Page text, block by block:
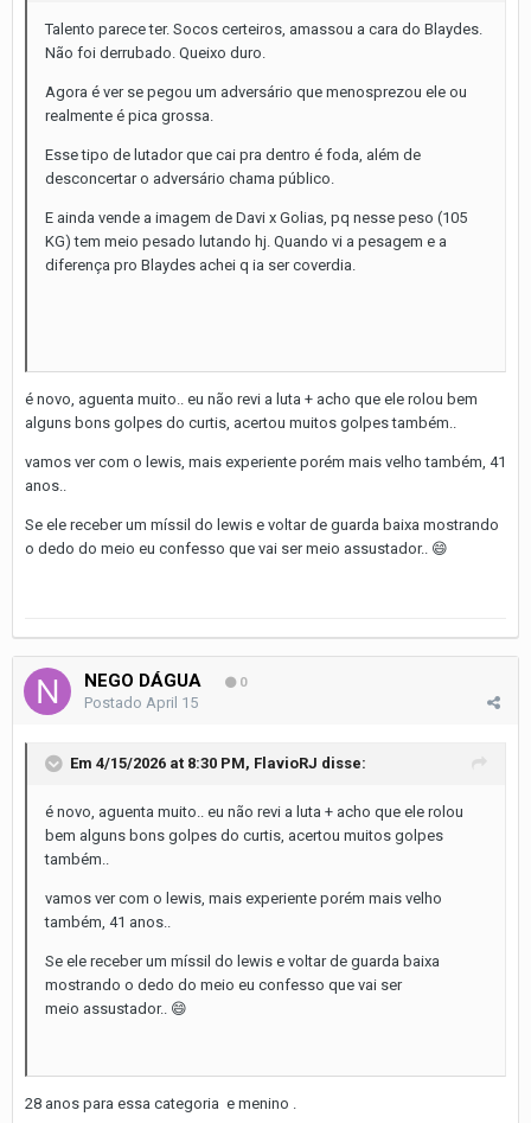
Talento parece ter. Socos certeiros, amassou a cara do Blaydes.
Não foi derrubado. Queixo duro.
Agora é ver se pegou um adversário que menosprezou ele ou
realmente é pica grossa.
Esse tipo de lutador que cai pra dentro é foda, além de
desconcertar o adversário chama público.
E ainda vende a imagem de Davi x Golias, pq nesse peso (105
KG) tem meio pesado lutando hj. Quando vi a pesagem e a
diferença pro Blaydes achei q ia ser coverdia.
é novo, aguenta muito.. eu não revi a luta + acho que ele rolou bem
alguns bons golpes do curtis, acertou muitos golpes também..
vamos ver com o lewis, mais experiente porém mais velho também, 41
anos..
Se ele receber um míssil do lewis e voltar de guarda baixa mostrando
o dedo do meio eu confesso que vai ser meio assustador.. 😄
NEGO DÁGUA 0
Postado April 15
Em 4/15/2026 at 8:30 PM, FlavioRJ disse:
é novo, aguenta muito.. eu não revi a luta + acho que ele rolou
bem alguns bons golpes do curtis, acertou muitos golpes
também..
vamos ver com o lewis, mais experiente porém mais velho
também, 41 anos..
Se ele receber um míssil do lewis e voltar de guarda baixa
mostrando o dedo do meio eu confesso que vai ser
meio assustador.. 😄
28 anos para essa categoria e menino .